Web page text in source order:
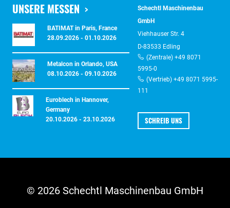
UNSERE MESSEN
BATIMAT in Paris, France
28.09.2026 - 01.10.2026
Metalcon in Orlando, USA
08.10.2026 - 09.10.2026
Euroblech in Hannover,
Germany
20.10.2026 - 23.10.2026
Schechtl Maschinenbau
GmbH
Viehhauser Str. 4
D-83533 Edling
(Zentrale) +49 8071
5995-0
(Vertrieb) +49 8071 5995-
111
SCHREIB UNS
© 2026 Schechtl Maschinenbau GmbH